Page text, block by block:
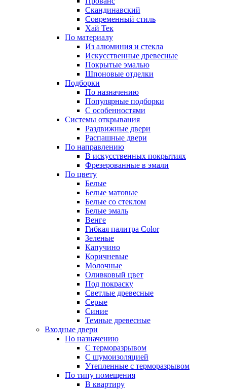
Скандинавский
Современный стиль
Хай Тек
По материалу
Из алюминия и стекла
Искусственные древесные
Покрытые эмалью
Шпоновые отделки
Подборки
По назначению
Популярные подборки
С особенностями
Системы открывания
Раздвижные двери
Распашные двери
По направлению
В искусственных покрытиях
Фрезерованные в эмали
По цвету
Белые
Белые матовые
Белые со стеклом
Белые эмаль
Венге
Гибкая палитра Color
Зеленые
Капучино
Коричневые
Молочные
Оливковый цвет
Под покраску
Светлые древесные
Серые
Синие
Темные древесные
Входные двери
По назначению
С терморазрывом
С шумоизоляцией
Утепленные с терморазрывом
По типу помещения
В квартиру